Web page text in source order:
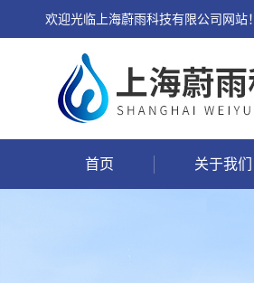
欢迎光临上海蔚雨科技有限公司网站！
首页 关于我们